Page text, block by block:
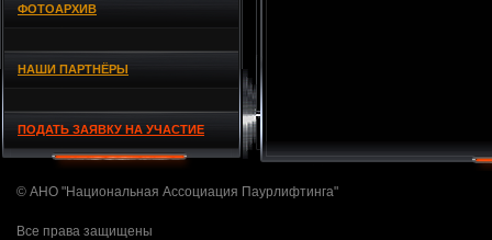
ФОТОАРХИВ
НАШИ ПАРТНЁРЫ
ПОДАТЬ ЗАЯВКУ НА УЧАСТИЕ
© АНО "Национальная Ассоциация Паурлифтинга"
Все права защищены